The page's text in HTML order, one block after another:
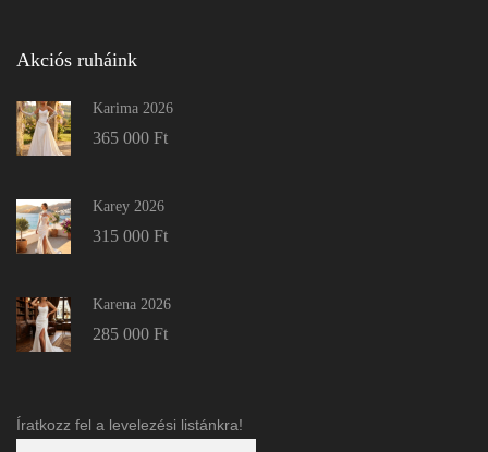
Akciós ruháink
Karima 2026
365 000 Ft
Karey 2026
315 000 Ft
Karena 2026
285 000 Ft
Íratkozz fel a levelezési listánkra!